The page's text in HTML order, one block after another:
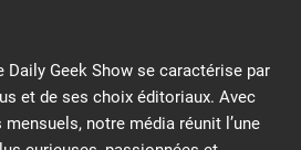
Daily Geek Show se caractérise par
et de ses choix éditoriaux. Avec
notre média réunit l’une